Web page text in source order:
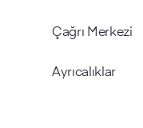
Çağrı Merkezi
Ayrıcalıklar